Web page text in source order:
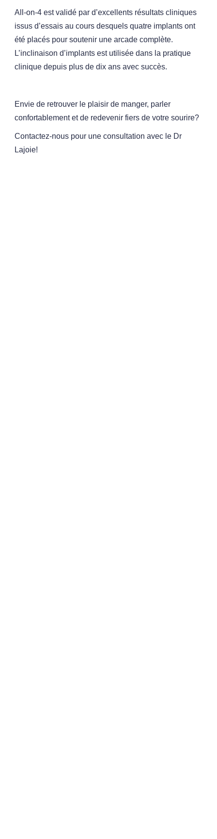
All-on-4 est validé par d’excellents résultats cliniques
issus d’essais au cours desquels quatre implants ont
été placés pour soutenir une arcade complète.
L’inclinaison d’implants est utilisée dans la pratique
clinique depuis plus de dix ans avec succès.
Envie de retrouver le plaisir de manger, parler
confortablement et de redevenir fiers de votre sourire?
Contactez-nous pour une consultation avec le Dr
Lajoie!